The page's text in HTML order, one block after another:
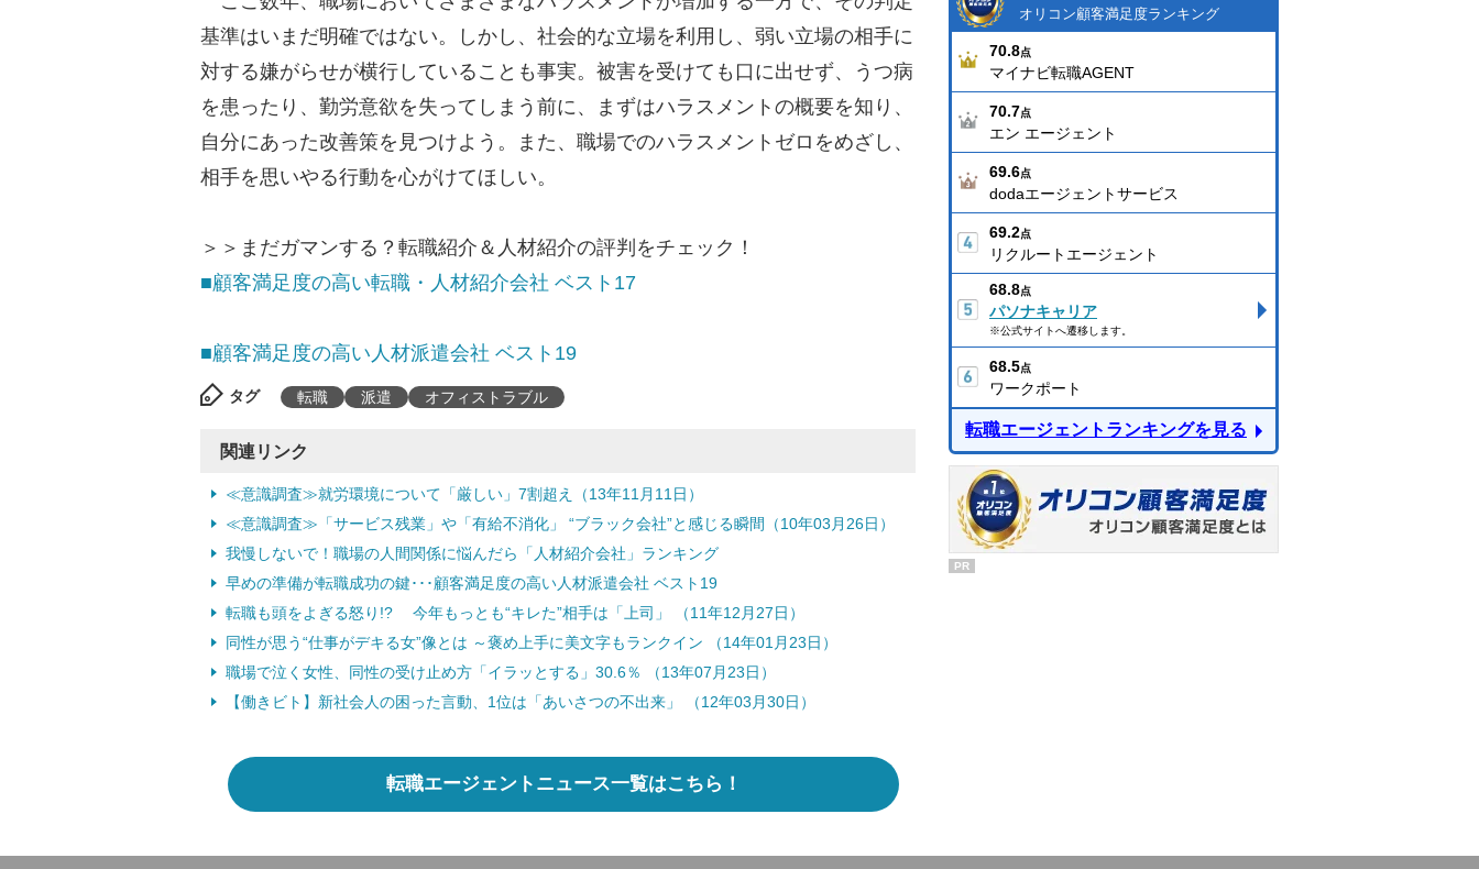
基準はいまだ明確ではない。しかし、社会的な立場を利用し、弱い立場の相手に
対する嫌がらせが横行していることも事実。被害を受けても口に出せず、うつ病
を患ったり、勤労意欲を失ってしまう前に、まずはハラスメントの概要を知り、
自分にあった改善策を見つけよう。また、職場でのハラスメントゼロをめざし、
相手を思いやる行動を心がけてほしい。
＞＞まだガマンする？転職紹介＆人材紹介の評判をチェック！
■顧客満足度の高い転職・人材紹介会社 ベスト17
■顧客満足度の高い人材派遣会社 ベスト19
タグ 転職 派遣 オフィストラブル
関連リンク
≪意識調査≫就労環境について「厳しい」7割超え（13年11月11日）
≪意識調査≫「サービス残業」や「有給不消化」 “ブラック会社”と感じる瞬間（10年03月26日）
我慢しないで！職場の人間関係に悩んだら「人材紹介会社」ランキング
早めの準備が転職成功の鍵･･･顧客満足度の高い人材派遣会社 ベスト19
転職も頭をよぎる怒り!? 今年もっとも“キレた”相手は「上司」 （11年12月27日）
同性が思う“仕事がデキる女”像とは ～褒め上手に美文字もランクイン （14年01月23日）
職場で泣く女性、同性の受け止め方「イラッとする」30.6％ （13年07月23日）
【働きビト】新社会人の困った言動、1位は「あいさつの不出来」 （12年03月30日）
転職エージェントニュース一覧はこちら！
オリコン顧客満足度ランキング
70.8点
マイナビ転職AGENT
70.7点
エン エージェント
69.6点
dodaエージェントサービス
69.2点
リクルートエージェント
68.8点
パソナキャリア
※公式サイトへ遷移します。
68.5点
ワークポート
転職エージェントランキングを見る
PR